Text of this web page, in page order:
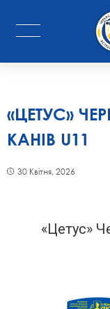
«ЦЕТУС»
КАНІВ U11
30 Квітня, 2026
«Цетус»